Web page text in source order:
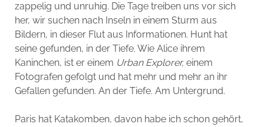
zappelig und unruhig. Die Tage treiben uns vor sich
her, wir suchen nach Inseln in einem Sturm aus
Bildern, in dieser Flut aus Informationen. Hunt hat
seine gefunden, in der Tiefe. Wie Alice ihrem
Kaninchen, ist er einem Urban Explorer,einem
Fotografen gefolgt und hat mehr und mehr an ihr
Gefallen gefunden. An der Tiefe. Am Untergrund.
Paris hat Katakomben, davon habe ich schon gehört,